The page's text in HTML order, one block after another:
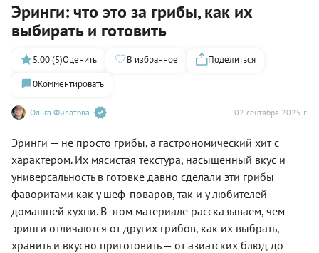
Эринги: что это за грибы, как их
выбирать и готовить
Ольга Филатова 02 сентября 2025 г.
5.00 (5)Оценить В избранное
Поделиться
0Комментировать
Эринги — не просто грибы, а гастрономический хит с
характером. Их мясистая текстура, насыщенный вкус и
универсальность в готовке давно сделали эти грибы
фаворитами как у шеф-поваров, так и у любителей
домашней кухни. В этом материале рассказываем, чем
эринги отличаются от других грибов, как их выбрать,
хранить и вкусно приготовить — от азиатских блюд до